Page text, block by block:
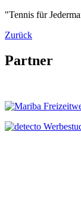
"Tennis für
Zurück
Partner